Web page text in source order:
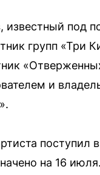
известный под
групп «Три
и
поступил
на 16